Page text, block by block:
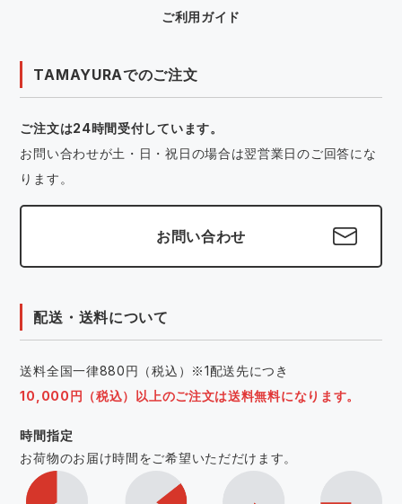
ご利用ガイド
TAMAYURAでのご注文
ご注文は24時間受付しています。
お問い合わせが土・日・祝日の場合は翌営業日のご回答にな
ります。
お問い合わせ
配送・送料について
送料全国一律880円（税込）※1配送先につき
10,000円（税込）以上のご注文は送料無料になります。
時間指定
お荷物のお届け時間をご希望いただだけます。